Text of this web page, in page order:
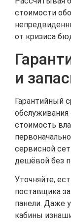
стоимости
от кризиса
и
Гарантийный
стоимость
сервисной
дешёвой без
Уточняйте,
поставщика
панели. Даже
кабины